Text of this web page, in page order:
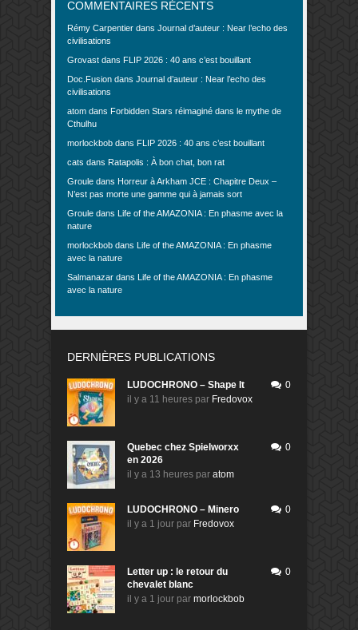
COMMENTAIRES RÉCENTS
Rémy Carpentier dans Journal d’auteur : Near l’echo des
civilisations
Grovast dans FLIP 2026 : 40 ans c’est bouillant
Doc.Fusion dans Journal d’auteur : Near l’echo des
civilisations
atom dans Forbidden Stars réimaginé dans le mythe de
Cthulhu
morlockbob dans FLIP 2026 : 40 ans c’est bouillant
cats dans Ratapolis : À bon chat, bon rat
Groule dans Horreur à Arkham JCE : Chapitre Deux –
N’est pas morte une gamme qui à jamais sort
Groule dans Life of the AMAZONIA : En phasme avec la
nature
morlockbob dans Life of the AMAZONIA : En phasme
avec la nature
Salmanazar dans Life of the AMAZONIA : En phasme
avec la nature
DERNIÈRES PUBLICATIONS
LUDOCHRONO – Shape It
il y a 11 heures par Fredovox
0
Quebec chez Spielworxx
en 2026
il y a 13 heures par atom
0
LUDOCHRONO – Minero
il y a 1 jour par Fredovox
0
Letter up : le retour du
chevalet blanc
il y a 1 jour par morlockbob
0